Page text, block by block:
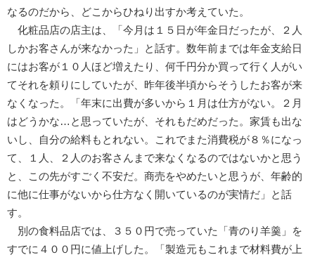
なるのだから、どこからひねり出すか考えていた。
化粧品店の店主は、「今月は１５日が年金日だったが、２人
しかお客さんが来なかった」と話す。数年前までは年金支給日
にはお客が１０人ほど増えたり、何千円分か買って行く人がい
てそれを頼りにしていたが、昨年後半頃からそうしたお客が来
なくなった。「年末に出費が多いから１月は仕方がない。２月
はどうかな…と思っていたが、それもだめだった。家賃も出な
いし、自分の給料もとれない。これでまた消費税が８％になっ
て、１人、２人のお客さんまで来なくなるのではないかと思う
と、この先がすごく不安だ。商売をやめたいと思うが、年齢的
に他に仕事がないから仕方なく開いているのが実情だ」と話
す。
別の食料品店では、３５０円で売っていた「青のり羊羹」を
すでに４００円に値上げした。「製造元もこれまで材料費が上